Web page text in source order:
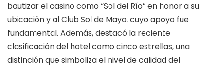
bautizar el casino como “Sol del Río” en honor a su
ubicación y al Club Sol de Mayo, cuyo apoyo fue
fundamental. Además, destacó la reciente
clasificación del hotel como cinco estrellas, una
distinción que simboliza el nivel de calidad del